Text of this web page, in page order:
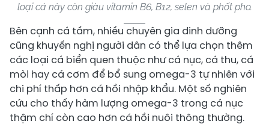
loại cá này còn giàu vitamin B6, B12, selen và phốt pho.
Bên cạnh cá tầm, nhiều chuyên gia dinh dưỡng
cũng khuyến nghị người dân có thể lựa chọn thêm
các loại cá biển quen thuộc như cá nục, cá thu, cá
mòi hay cá cơm để bổ sung omega-3 tự nhiên với
chi phí thấp hơn cá hồi nhập khẩu. Một số nghiên
cứu cho thấy hàm lượng omega-3 trong cá nục
thậm chí còn cao hơn cá hồi nuôi thông thường.